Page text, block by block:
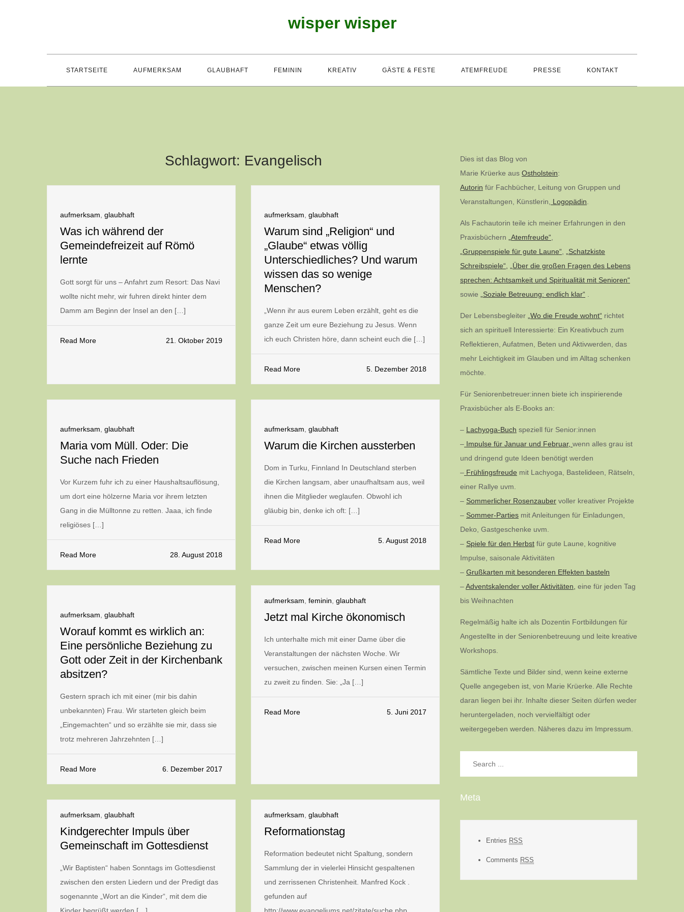
wisper wisper
STARTSEITE AUFMERKSAM GLAUBHAFT FEMININ KREATIV GÄSTE & FESTE ATEMFREUDE PRESSE KONTAKT
Schlagwort: Evangelisch
aufmerksam glaubhaft
Was ich während der
Gemeindefreizeit auf Römö
lernte
Gott sorgt für uns – Anfahrt zum Resort: Das Navi
wollte nicht mehr, wir fuhren direkt hinter dem
Damm am Beginn der Insel an den […]
Read More 21. Oktober 2019
aufmerksam glaubhaft
Warum sind „Religion“ und
„Glaube“ etwas völlig
Unterschiedliches? Und warum
wissen das so wenige
Menschen?
„Wenn ihr aus eurem Leben erzählt, geht es die
ganze Zeit um eure Beziehung zu Jesus. Wenn
ich euch Christen höre, dann scheint euch die […]
Read More 5. Dezember 2018
aufmerksam glaubhaft
Maria vom Müll. Oder: Die
Suche nach Frieden
Vor Kurzem fuhr ich zu einer Haushaltsauflösung,
um dort eine hölzerne Maria vor ihrem letzten
Gang in die Mülltonne zu retten. Jaaa, ich finde
religiöses […]
Read More 28. August 2018
aufmerksam glaubhaft
Warum die Kirchen aussterben
Dom in Turku, Finnland In Deutschland sterben
die Kirchen langsam, aber unaufhaltsam aus, weil
ihnen die Mitglieder weglaufen. Obwohl ich
gläubig bin, denke ich oft: […]
Read More 5. August 2018
aufmerksam glaubhaft
Worauf kommt es wirklich an:
Eine persönliche Beziehung zu
Gott oder Zeit in der Kirchenbank
absitzen?
Gestern sprach ich mit einer (mir bis dahin
unbekannten) Frau. Wir starteten gleich beim
„Eingemachten“ und so erzählte sie mir, dass sie
trotz mehreren Jahrzehnten […]
Read More 6. Dezember 2017
aufmerksam feminin glaubhaft
Jetzt mal Kirche ökonomisch
Ich unterhalte mich mit einer Dame über die
Veranstaltungen der nächsten Woche. Wir
versuchen, zwischen meinen Kursen einen Termin
zu zweit zu finden. Sie: „Ja […]
Read More 5. Juni 2017
aufmerksam glaubhaft
Kindgerechter Impuls über
Gemeinschaft im Gottesdienst
„Wir Baptisten“ haben Sonntags im Gottesdienst
zwischen den ersten Liedern und der Predigt das
sogenannte „Wort an die Kinder“, mit dem die
aufmerksam glaubhaft
Reformationstag
Reformation bedeutet nicht Spaltung, sondern
Sammlung der in vielerlei Hinsicht gespaltenen
und zerrissenen Christenheit. Manfred Kock .
gefunden auf
Dies ist das Blog von
Marie Krüerke aus Ostholstein:
Autorin für Fachbücher, Leitung von Gruppen und
Veranstaltungen, Künstlerin,
Logopädin
Als Fachautorin teile ich meiner Erfahrungen in den
Praxisbüchern
„Atemfreude“
„Gruppenspiele für gute Laune“
„Schatzkiste
Schreibspiele“,
„Über die großen Fragen des Lebens
sprechen: Achtsamkeit und Spiritualität mit Senioren“
sowie
„Soziale Betreuung: endlich klar“
Der Lebensbegleiter „Wo die Freude wohnt“ richtet
sich an spirituell Interessierte: Ein Kreativbuch zum
Reflektieren, Aufatmen, Beten und Aktivwerden, das
mehr Leichtigkeit im Glauben und im Alltag schenken
möchte.
Für Seniorenbetreuer:innen biete ich inspirierende
Praxisbücher als E-Books an:
– Lachyoga-Buch speziell für Senior:innen
– Impulse für Januar und Februar, wenn alles grau ist
und dringend gute Ideen benötigt werden
– Frühlingsfreude mit Lachyoga, Bastelideen, Rätseln,
einer Rallye uvm.
– Sommerlicher Rosenzauber voller kreativer Projekte
– Sommer-Parties mit Anleitungen für Einladungen,
Deko, Gastgeschenke uvm.
– Spiele für den Herbst für gute Laune, kognitive
Impulse, saisonale Aktivitäten
– Grußkarten mit besonderen Effekten basteln
–Adventskalender voller Aktivitäten, eine für jeden Tag
bis Weihnachten
Regelmäßig halte ich als Dozentin Fortbildungen für
Angestellte in der Seniorenbetreuung und leite kreative
Workshops.
Sämtliche Texte und Bilder sind, wenn keine externe
Quelle angegeben ist, von Marie Krüerke. Alle Rechte
daran liegen bei ihr. Inhalte dieser Seiten dürfen weder
heruntergeladen, noch vervielfältigt oder
weitergegeben werden. Näheres dazu im Impressum.
Meta
Entries RSS
Comments RSS